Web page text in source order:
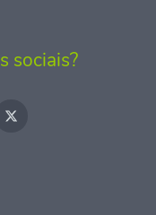
sociais?